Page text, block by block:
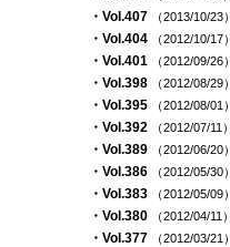
・Vol.407 （2013/10/23）
・Vol.404 （2012/10/17）
・Vol.401 （2012/09/26）
・Vol.398 （2012/08/29）
・Vol.395 （2012/08/01）
・Vol.392 （2012/07/11）
・Vol.389 （2012/06/20）
・Vol.386 （2012/05/30）
・Vol.383 （2012/05/09）
・Vol.380 （2012/04/11）
・Vol.377 （2012/03/21）